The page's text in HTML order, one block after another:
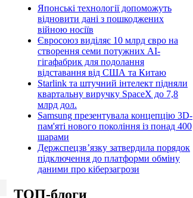
Японські технології допоможуть
відновити дані з пошкоджених
війною носіїв
Євросоюз виділяє 10 млрд євро на
створення семи потужних AI-
гігафабрик для подолання
відставання від США та Китаю
Starlink та штучний інтелект підняли
квартальну виручку SpaceX до 7,8
млрд дол.
Samsung презентувала концепцію 3D-
пам'яті нового покоління із понад 400
шарами
Держспецзв’язку затвердила порядок
підключення до платформи обміну
даними про кіберзагрози
ТОП-блоги